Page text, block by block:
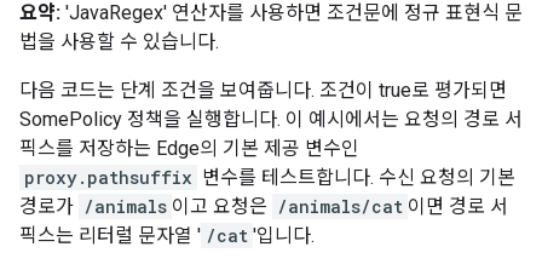
요약: 'JavaRegex' 연산자를 사용하면 조건문에 정규 표현식 문
법을 사용할 수 있습니다.
다음 코드는 단계 조건을 보여줍니다. 조건이 true로 평가되면
SomePolicy 정책을 실행합니다. 이 예시에서는 요청의 경로 서
픽스를 저장하는 Edge의 기본 제공 변수인
proxy.pathsuffix 변수를 테스트합니다. 수신 요청의 기본
경로가 /animals 이고 요청은 /animals/cat 이면 경로 서
픽스는 리터럴 문자열 ' /cat '입니다.